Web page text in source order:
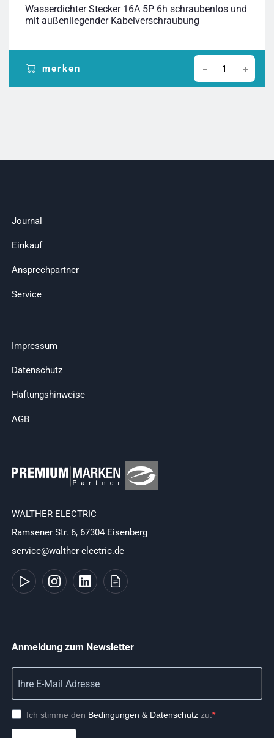
Wasserdichter Stecker 16A 5P 6h schraubenlos und
mit außenliegender Kabelverschraubung
merken
Journal
Einkauf
Ansprechpartner
Service
Impressum
Datenschutz
Haftungshinweise
AGB
WALTHER ELECTRIC
Ramsener Str. 6, 67304 Eisenberg
service@walther-electric.de
Anmeldung zum Newsletter
Ich stimme den Bedingungen & Datenschutz zu.